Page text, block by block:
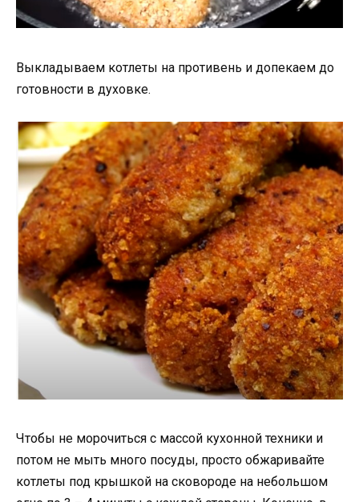
Выкладываем котлеты на противень и допекаем до
готовности в духовке.
Чтобы не морочиться с массой кухонной техники и
потом не мыть много посуды, просто обжаривайте
котлеты под крышкой на сковороде на небольшом